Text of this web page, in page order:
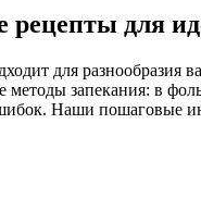
для
для
запекания: в
Наши пошаговые